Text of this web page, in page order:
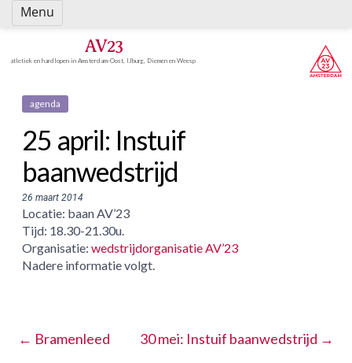
Spring
naar
AV23
atletiek en hardlopen in Amsterdam-Oost, IJburg, Diemen en Weesp
agenda
25 april: Instuif
baanwedstrijd
26 maart 2014
Locatie: baan AV’23
Tijd: 18.30-21.30u.
Organisatie:wedstrijdorganisatie AV’23
Nadere informatie volgt.
← Bramenleed 30 mei: Instuif baanwedstrijd →
Menu